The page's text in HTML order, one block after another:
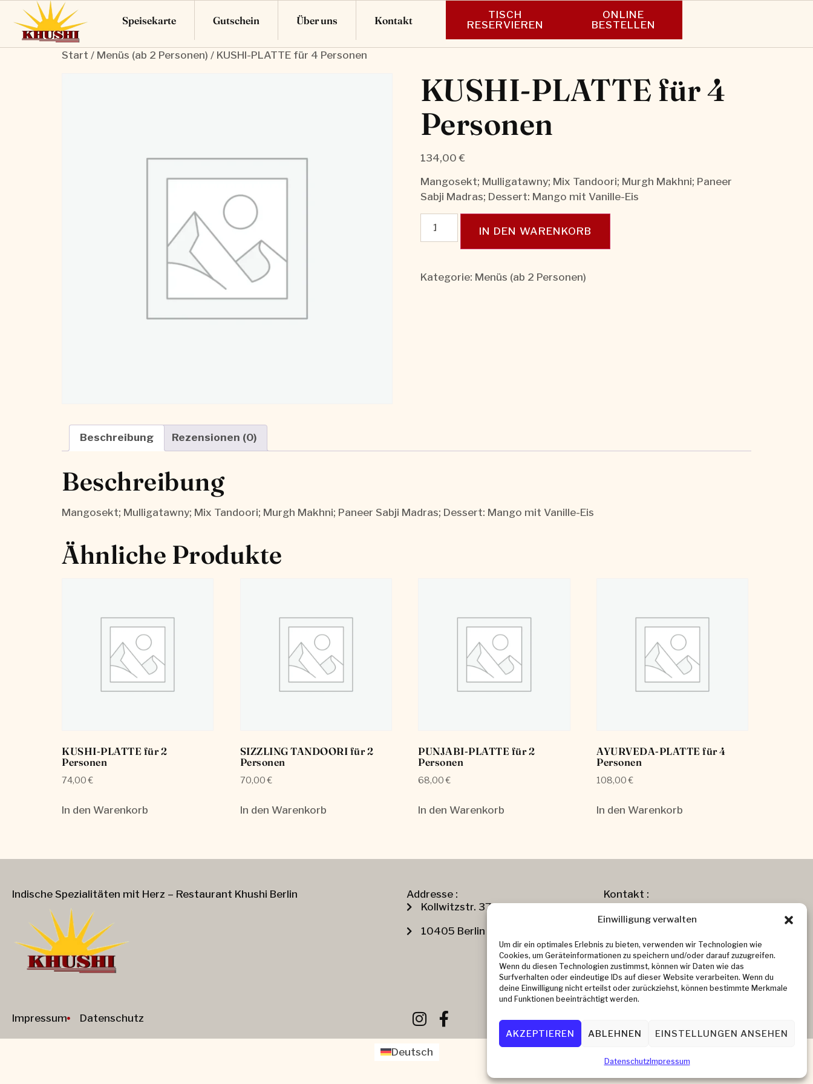
Einwilligung verwalten
Um dir ein optimales Erlebnis zu bieten, verwenden wir Technologien wie
Cookies, um Geräteinformationen zu speichern und/oder darauf zuzugreifen.
Wenn du diesen Technologien zustimmst, können wir Daten wie das
Surfverhalten oder eindeutige IDs auf dieser Website verarbeiten. Wenn du
deine Einwilligung nicht erteilst oder zurückziehst, können bestimmte Merkmale
und Funktionen beeinträchtigt werden.
AKZEPTIEREN ABLEHNEN EINSTELLUNGEN ANSEHEN
DatenschutzImpressum
Speisekarte Gutschein Über uns Kontakt
TISCH
RESERVIEREN
ONLINE
BESTELLEN
Start / Menüs (ab 2 Personen) / KUSHI-PLATTE für 4 Personen
KUSHI-PLATTE für 4
Personen
134,00€
Mangosekt; Mulligatawny; Mix Tandoori; Murgh Makhni; Paneer
Sabji Madras; Dessert: Mango mit Vanille-Eis
IN DEN WARENKORB
Kategorie: Menüs (ab 2 Personen)
Beschreibung Rezensionen (0)
Beschreibung
Mangosekt; Mulligatawny; Mix Tandoori; Murgh Makhni; Paneer Sabji Madras; Dessert: Mango mit Vanille-Eis
Ähnliche Produkte
KUSHI-PLATTE für 2
Personen
74,00€
In den Warenkorb
SIZZLING TANDOORI für 2
Personen
70,00€
In den Warenkorb
PUNJABI-PLATTE für 2
Personen
68,00€
In den Warenkorb
AYURVEDA-PLATTE für 4
Personen
108,00€
In den Warenkorb
Indische Spezialitäten mit Herz – Restaurant Khushi Berlin
Addresse :
Kollwitzstr. 37
10405 Berlin
Kontakt :
Email: info@khushi-berlin.de
Telefon: 030 48 49 37 91
Impressum Datenschutz
Deutsch